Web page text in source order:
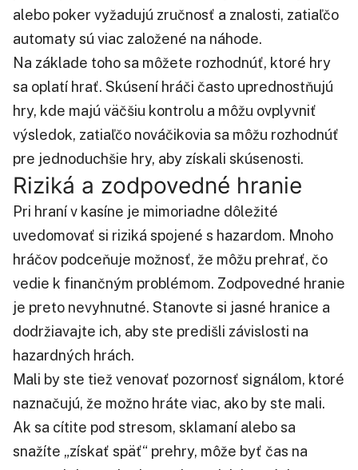
alebo poker vyžadujú zručnosť a znalosti, zatiaľčo
automaty sú viac založené na náhode.
Na základe toho sa môžete rozhodnúť, ktoré hry
sa oplatí hrať. Skúsení hráči často uprednostňujú
hry, kde majú väčšiu kontrolu a môžu ovplyvniť
výsledok, zatiaľčo nováčikovia sa môžu rozhodnúť
pre jednoduchšie hry, aby získali skúsenosti.
Riziká a zodpovedné hranie
Pri hraní v kasíne je mimoriadne dôležité
uvedomovať si riziká spojené s hazardom. Mnoho
hráčov podceňuje možnosť, že môžu prehrať, čo
vedie k finančným problémom. Zodpovedné hranie
je preto nevyhnutné. Stanovte si jasné hranice a
dodržiavajte ich, aby ste predišli závislosti na
hazardných hrách.
Mali by ste tiež venovať pozornosť signálom, ktoré
naznačujú, že možno hráte viac, ako by ste mali.
Ak sa cítite pod stresom, sklamaní alebo sa
snažíte „získať späť“ prehry, môže byť čas na